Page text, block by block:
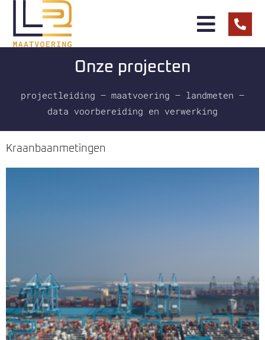
Onze projecten
projectleiding – maatvoering – landmeten –
data voorbereiding en verwerking
Kraanbaanmetingen